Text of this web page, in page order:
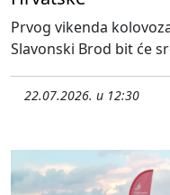
Prvog vikenda
Slavonski Brod bit će
22.07.2026. u 12:30